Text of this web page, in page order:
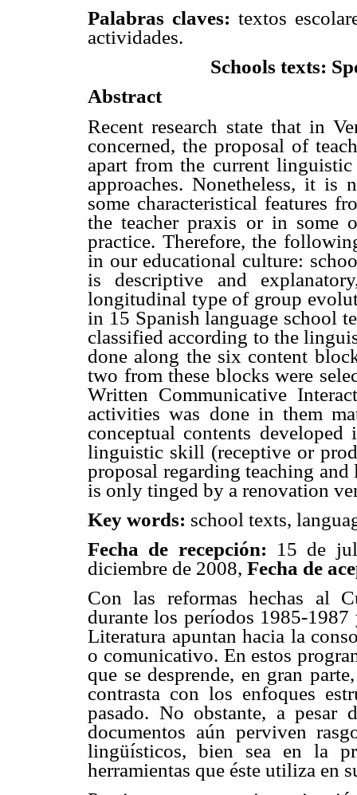
Palabras claves: textos
actividades.
Schools texts:
Abstract
Recent research state that in
concerned, the proposal of
apart from the current
approaches. Nonetheless, it
some characteristical features
the teacher praxis or in some
practice. Therefore, the
in our educational culture:
is descriptive and
longitudinal type of group
in 15 Spanish language school
classified according to the
done along the six content
two from these blocks were
Written Communicative
activities was done in them
conceptual contents
linguistic skill (receptive or
proposal regarding teaching
is only tinged by a renovation
Key words: school texts,
Fecha de recepción: 15 de
diciembre de 2008, Fecha de
Con las reformas hechas al
durante los períodos 1985-
Literatura apuntan hacia la
o comunicativo. En estos
que se desprende, en gran
contrasta con los enfoques
pasado. No obstante, a pesar
documentos aún perviven
lingüísticos, bien sea en la
herramientas que éste utiliza en